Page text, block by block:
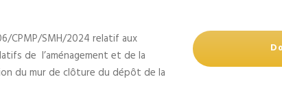
CPMP/SMH/2024 relatif aux
de l’aménagement et de la
du mur de clôture du dépôt de la